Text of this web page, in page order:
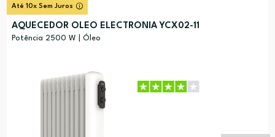
Até 10x Sem Juros
AQUECEDOR OLEO ELECTRONIA YCX02-11
Potência 2500 W | Óleo